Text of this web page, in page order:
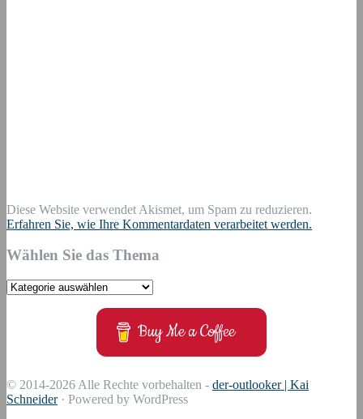
Diese Website verwendet Akismet, um Spam zu reduzieren.
Erfahren Sie, wie Ihre Kommentardaten verarbeitet werden.
Wählen Sie das Thema
Wählen
Buy Me a Coffee
© 2014-2026 Alle Rechte vorbehalten - der-outlooker | Kai
Schneider· Powered by WordPress